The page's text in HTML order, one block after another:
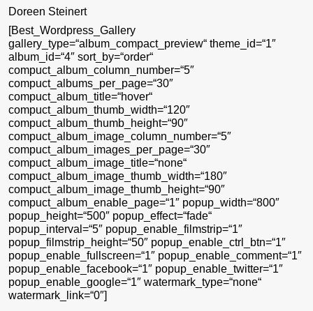
Doreen Steinert
[Best_Wordpress_Gallery
gallery_type=“album_compact_preview“ theme_id=“1″
album_id=“4″ sort_by=“order“
compuct_album_column_number=“5″
compuct_albums_per_page=“30″
compuct_album_title=“hover“
compuct_album_thumb_width=“120″
compuct_album_thumb_height=“90″
compuct_album_image_column_number=“5″
compuct_album_images_per_page=“30″
compuct_album_image_title=“none“
compuct_album_image_thumb_width=“180″
compuct_album_image_thumb_height=“90″
compuct_album_enable_page=“1″ popup_width=“800″
popup_height=“500″ popup_effect=“fade“
popup_interval=“5″ popup_enable_filmstrip=“1″
popup_filmstrip_height=“50″ popup_enable_ctrl_btn=“1″
popup_enable_fullscreen=“1″ popup_enable_comment=“1″
popup_enable_facebook=“1″ popup_enable_twitter=“1″
popup_enable_google=“1″ watermark_type=“none“
watermark_link=“0″]